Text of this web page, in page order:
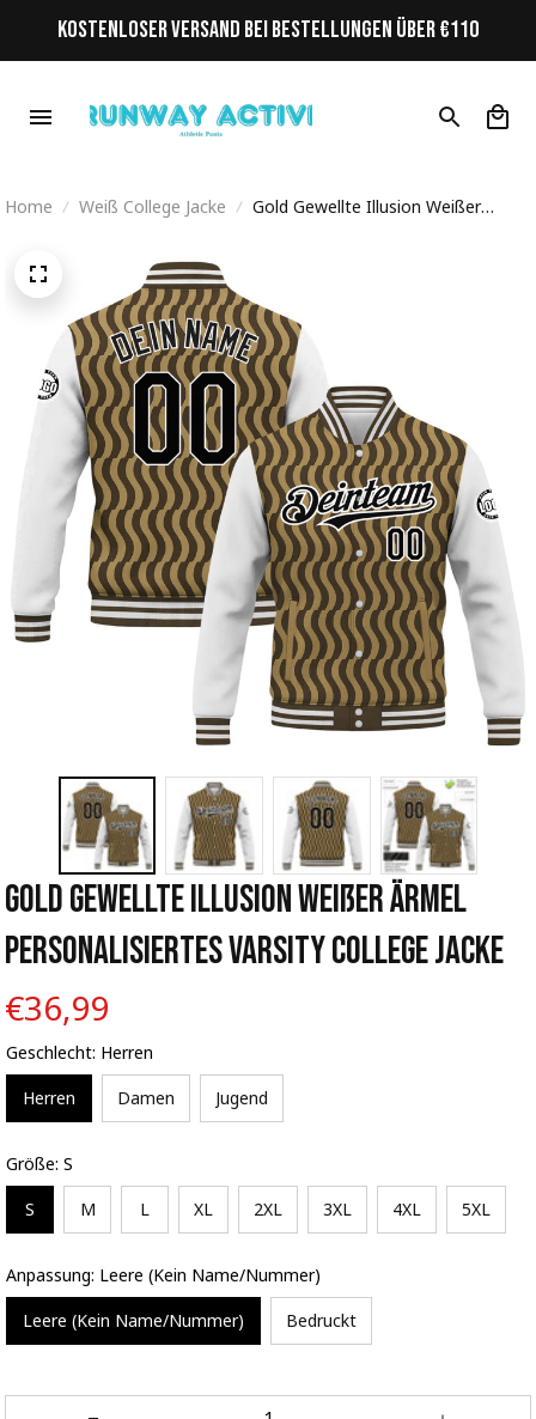
KOSTENLOSER VERSAND BEI BESTELLUNGEN ÜBER €110
Home Weiß College Jacke
Gold Gewellte Illusion Weißer
Gold Gewellte Illusion Weißer Ärmel
Personalisiertes Varsity College Jacke
€36,99
Geschlecht: Herren
Herren Damen Jugend
Größe: S
S M L XL 2XL 3XL 4XL 5XL
Anpassung: Leere (Kein Name/Nummer)
Leere (Kein Name/Nummer) Bedruckt